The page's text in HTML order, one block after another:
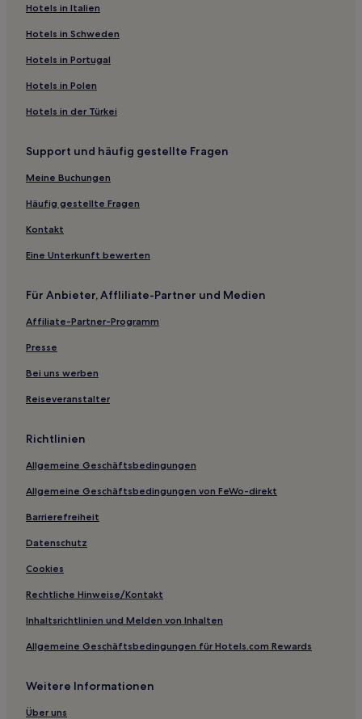
Hotels nahe Bahnhof Söllingen Kapellenstraße‎
Graben Hotels
Hotels nahe Bahnhof Ispringen
Landkreis Karlsruhe: Hotels
Hotels nahe S-Bahn-Station Bietigheim
Hotels nahe Bahnhof Karlsruhe-Durlach
Gernsbach Hotels
Hotels nahe Westweg
Alt-Mühlburg Hotels
Hotels nahe Turmbergterrasse
Hotels nahe Bahnhof Reichenbach
Hotels nahe Siebentäler Therme Bad Herrenalb
Hotels nahe Bahnhof Karlsruhe West
Königsbach Hotels
Landkreis Heilbronn: Hotels
Pfinzweiler Hotels
Landkreis Rastatt: Hotels
Rüppurr-Südost Hotels
Karlsruhe Hotels
Hotels nahe Bahnhof Karlsruhe-Knielingen
Hotels nahe Schloss Neuenbürg
Hotels nahe Badisches Staatstheater
Hotels nahe Bahnhof Karlsruhe-Mühlburg
Waldstadt Feldlage Hotels
Regierungsbezirk Karlsruhe: Hotels
Oberreut Waldlage Hotels
Hotels in Italien
Hotels in Schweden
Hotels in Portugal
Hotels in Polen
Hotels in der Türkei
Support und häufig gestellte Fragen
Meine Buchungen
Häufig gestellte Fragen
Kontakt
Eine Unterkunft bewerten
Für Anbieter, Affliliate-Partner und Medien
Affiliate-Partner-Programm
Presse
Bei uns werben
Reiseveranstalter
Richtlinien
Allgemeine Geschäftsbedingungen
Allgemeine Geschäftsbedingungen von FeWo-direkt
Barrierefreiheit
Datenschutz
Cookies
Rechtliche Hinweise/Kontakt
Inhaltsrichtlinien und Melden von Inhalten
Allgemeine Geschäftsbedingungen für Hotels.com Rewards
Weitere Informationen
Über uns